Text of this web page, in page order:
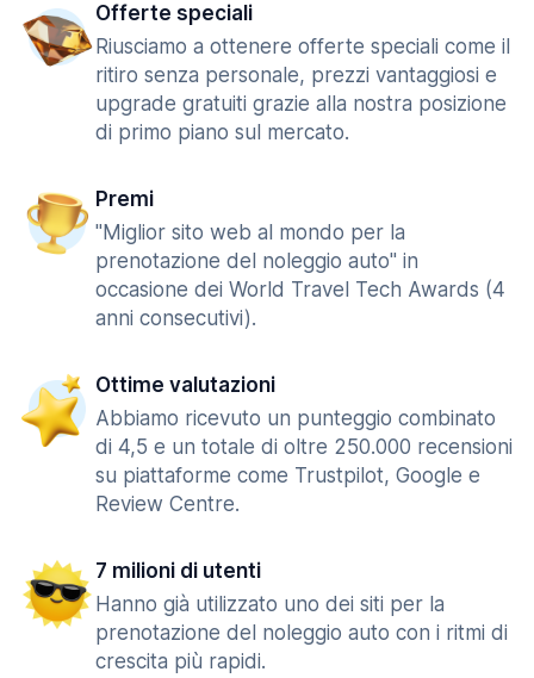
Offerte speciali
Riusciamo a ottenere offerte speciali come il
ritiro senza personale, prezzi vantaggiosi e
upgrade gratuiti grazie alla nostra posizione
di primo piano sul mercato.
Premi
"Miglior sito web al mondo per la
prenotazione del noleggio auto" in
occasione dei World Travel Tech Awards (4
anni consecutivi).
Ottime valutazioni
Abbiamo ricevuto un punteggio combinato
di 4,5 e un totale di oltre 250.000 recensioni
su piattaforme come Trustpilot, Google e
Review Centre.
7 milioni di utenti
Hanno già utilizzato uno dei siti per la
prenotazione del noleggio auto con i ritmi di
crescita più rapidi.